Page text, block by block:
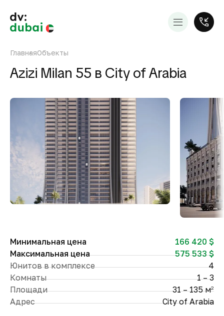
ГлавнаяОбъекты
Azizi Milan 55 в City of Arabia
Минимальная цена
166 420 $
Максимальная цена
575 533 $
Юнитов в комплексе
4
Комнаты
1 – 3
Площади
31 – 135 м2
Адрес City of Arabia